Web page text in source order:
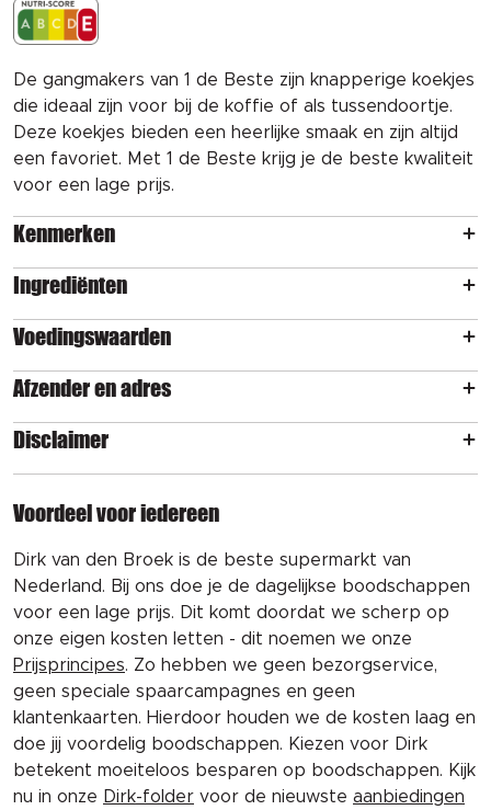
De gangmakers van 1 de Beste zijn knapperige koekjes
die ideaal zijn voor bij de koffie of als tussendoortje.
Deze koekjes bieden een heerlijke smaak en zijn altijd
een favoriet. Met 1 de Beste krijg je de beste kwaliteit
voor een lage prijs.
Kenmerken
Ingrediënten
Voedingswaarden
Afzender en adres
Disclaimer
Voordeel voor iedereen
Dirk van den Broek is de beste supermarkt van
Nederland. Bij ons doe je de dagelijkse boodschappen
voor een lage prijs. Dit komt doordat we scherp op
onze eigen kosten letten - dit noemen we onze
Prijsprincipes. Zo hebben we geen bezorgservice,
geen speciale spaarcampagnes en geen
klantenkaarten. Hierdoor houden we de kosten laag en
doe jij voordelig boodschappen. Kiezen voor Dirk
betekent moeiteloos besparen op boodschappen. Kijk
nu in onze Dirk-folder voor de nieuwste aanbiedingen